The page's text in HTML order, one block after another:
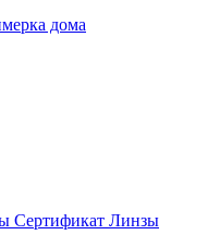
дома
Сертификат Линзы